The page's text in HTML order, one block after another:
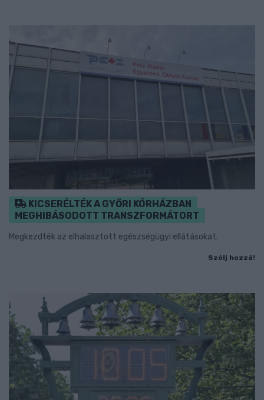
KICSERÉLTÉK A GYŐRI KÓRHÁZBAN
MEGHIBÁSODOTT TRANSZFORMÁTORT
Megkezdték az elhalasztott egészségügyi ellátásokat.
Szólj hozzá!